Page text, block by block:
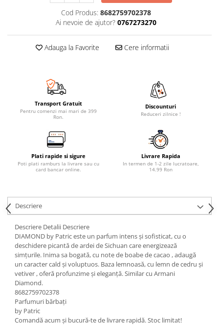
Cod Produs: 8682759702378
Ai nevoie de ajutor? 0767273270
Adauga la Favorite Cere informatii
Transport Gratuit
Pentru comenzi mai mari de 399
Ron.
Discounturi
Reduceri zilnice !
Plati rapide si sigure
Poti plati ramburs la livrare sau cu
card bancar online.
Livrare Rapida
In termen de 1-2 zile lucratoare,
14.99 Ron
Descriere
Descriere Detalii Descriere
DIAMOND by Patric este un parfum intens și sofisticat, cu o
deschidere picantă de ardei de Sichuan care energizează
simțurile. Inima sa bogată, cu note de boabe de cacao , adaugă
un caracter cald și voluptuos. Baza lemnoasă, cu lemn de cedru și
vetiver , oferă profunzime și eleganță. Similar cu Armani
Diamond.
8682759702378
Parfumuri bărbați
by Patric
Comandă acum și bucură-te de livrare rapidă. Stoc limitat!